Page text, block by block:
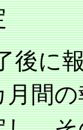
後に
間